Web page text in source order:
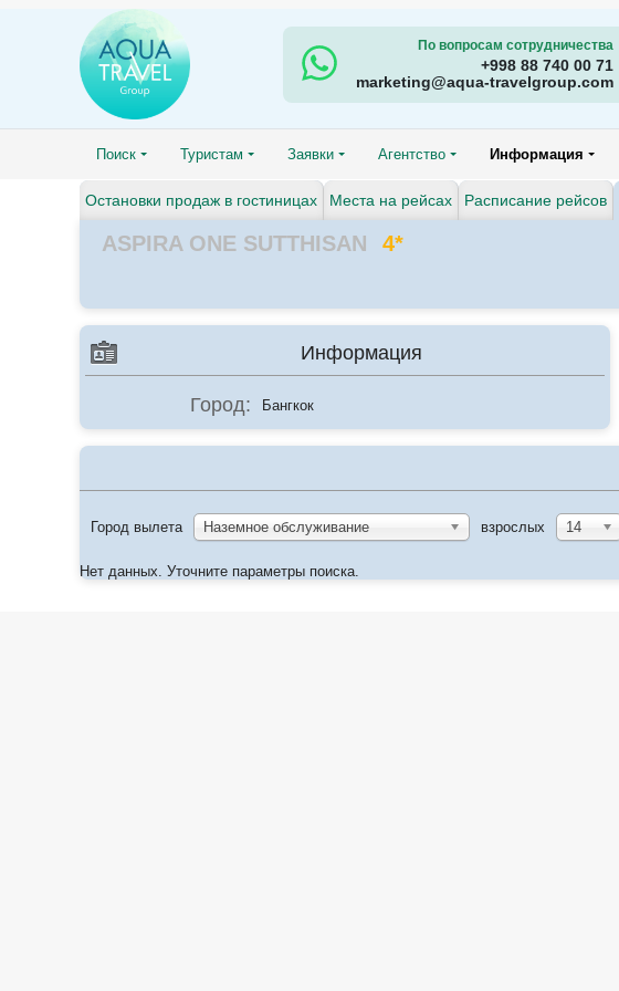
По вопросам сотрудничества
+998 88 740 00 71
marketing@aqua-travelgroup.com
Поиск Туристам Заявки Агентство Информация
Остановки продаж в гостиницах Места на рейсах Расписание рейсов
ASPIRA ONE SUTTHISAN 4*
Информация
Город: Бангкок
Город вылета Наземное обслуживание взрослых 14
Нет данных. Уточните параметры поиска.